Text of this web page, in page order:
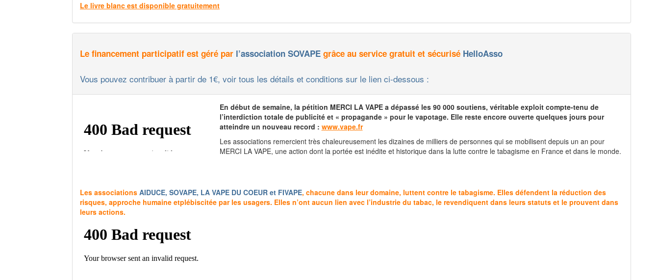
Le livre blanc est disponible gratuitement
Le financement participatif est géré par l’association SOVAPE grâce au service gratuit et sécurisé HelloAsso
Vous pouvez contribuer à partir de 1€, voir tous les détails et conditions sur le lien ci-dessous :
En début de semaine, la pétition MERCI LA VAPE a dépassé les 90 000 soutiens, véritable exploit compte-tenu de
l’interdiction totale de publicité et « propagande » pour le vapotage. Elle reste encore ouverte quelques jours pour
atteindre un nouveau record : www.vape.fr
Les associations remercient très chaleureusement les dizaines de milliers de personnes qui se mobilisent depuis un an pour
MERCI LA VAPE, une action dont la portée est inédite et historique dans la lutte contre le tabagisme en France et dans le monde.
Les associations AIDUCE, SOVAPE, LA VAPE DU COEUR et FIVAPE, chacune dans leur domaine, luttent contre le tabagisme. Elles défendent la réduction des
risques, approche humaine etplébiscitée par les usagers. Elles n’ont aucun lien avec l’industrie du tabac, le revendiquent dans leurs statuts et le prouvent dans
leurs actions.